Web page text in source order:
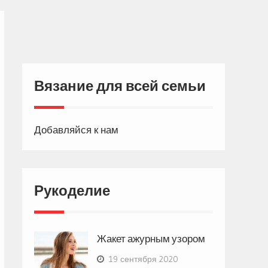
Вязание для всей семьи
Добавляйся к нам
Рукоделие
Жакет ажурным узором
19 сентября 2020